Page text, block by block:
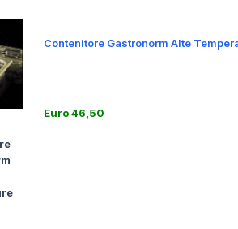
Contenitore Gastronorm Alte
Euro 46,50